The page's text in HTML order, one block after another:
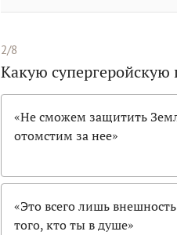
2/8
Какую супергеройскую
«Не сможем защитить
отомстим за нее»
«Это всего лишь
того, кто ты в душе»